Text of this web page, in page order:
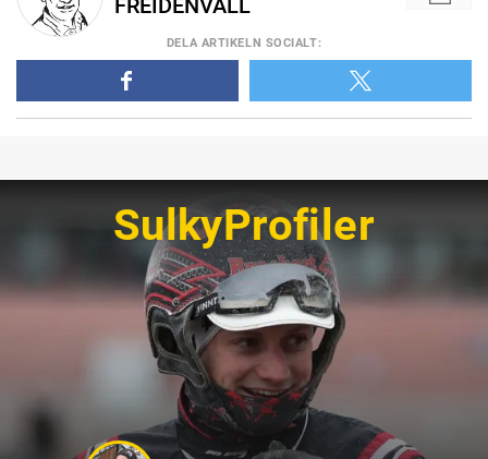
FREIDENVALL
DELA ARTIKELN SOCIALT:
SulkyProfiler